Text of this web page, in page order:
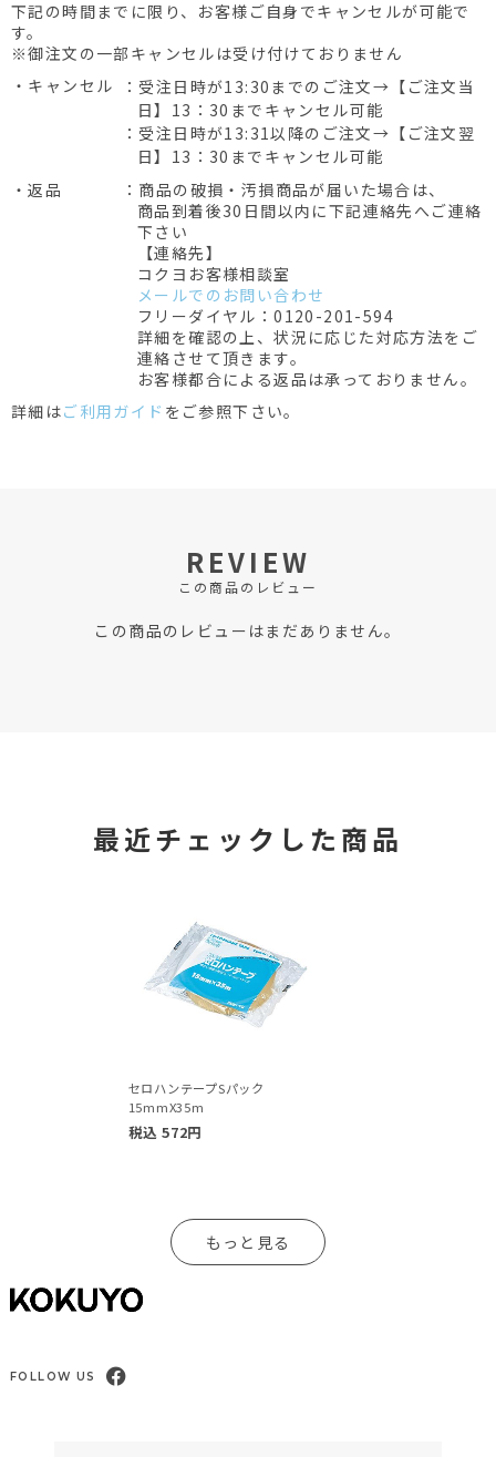
下記の時間までに限り、お客様ご自身でキャンセルが可能で
す。
※御注文の一部キャンセルは受け付けておりません
・キャンセル
：受注日時が13:30までのご注文→【ご注文当
日】13：30までキャンセル可能
：受注日時が13:31以降のご注文→【ご注文翌
日】13：30までキャンセル可能
・返品
：商品の破損・汚損商品が届いた場合は、
商品到着後30日間以内に下記連絡先へご連絡
下さい
【連絡先】
コクヨお客様相談室
メールでのお問い合わせ
フリーダイヤル：0120-201-594
詳細を確認の上、状況に応じた対応方法をご
連絡させて頂きます。
お客様都合による返品は承っておりません。
詳細はご利用ガイド をご参照下さい。
REVIEW
この商品のレビュー
この商品のレビューはまだありません。
最近チェックした商品
セロハンテープSパック
15mmX35m
税込 572円
もっと見る
FOLLOW US